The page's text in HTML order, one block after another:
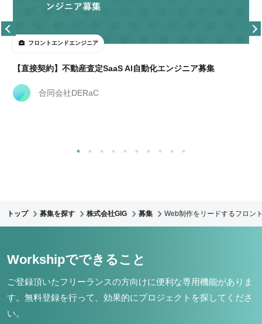
フロントエンドエンジニア
【直接契約】不動産査定SaaS AI自動化エンジニア募集
合同会社DERaC
トップ 募集を探す 株式会社GIG 募集 Web制作をリードするフロン
Workshipでできること
ご登録頂いたフリーランスの方向けに便利な専用機能がありま
す。 無料登録を行って、効果的にプロジェクトを探してくださ
い。